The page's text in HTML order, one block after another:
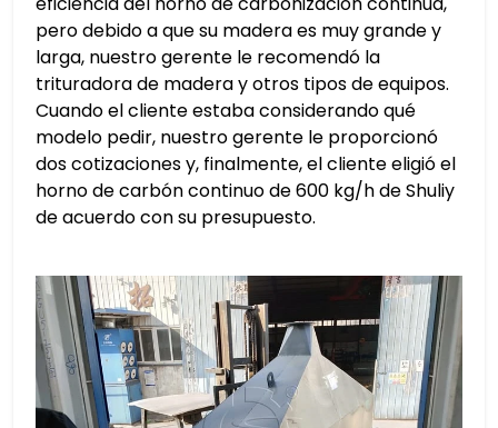
pero debido a que su madera es muy grande y
larga, nuestro gerente le recomendó la
trituradora de madera y otros tipos de equipos.
Cuando el cliente estaba considerando qué
modelo pedir, nuestro gerente le proporcionó
dos cotizaciones y, finalmente, el cliente eligió el
horno de carbón continuo de 600 kg/h de Shuliy
de acuerdo con su presupuesto.